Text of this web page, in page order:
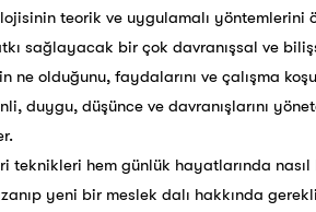
teorik ve uygulamalı yöntemlerini
sağlayacak bir çok davranışsal ve
ne olduğunu, faydalarını ve çalışma
duygu, düşünce ve davranışlarını
teknikleri hem günlük hayatlarında
yeni bir meslek dalı hakkında